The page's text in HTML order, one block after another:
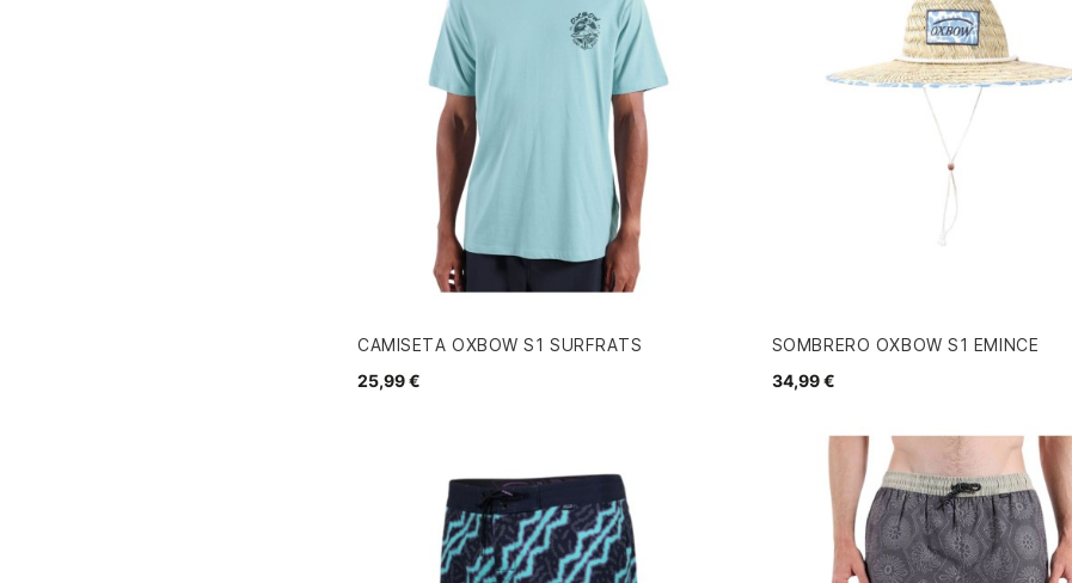
CAMISETA OXBOW S1 SURFRATS
25,99 €
SOMBRERO OXBOW S1 EMINCE
34,99 €